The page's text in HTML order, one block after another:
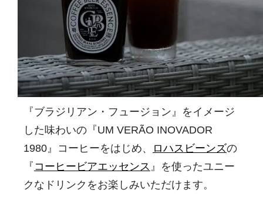
『ブラジリアン・フュージョン』をイメージ
した味わいの『UM VERÃO INOVADOR
1980』コーヒーをはじめ、
ロハスビーンズの
『 コーヒービアエッセンス 』 を使ったユニー
クなドリンクをお楽しみいただけます。